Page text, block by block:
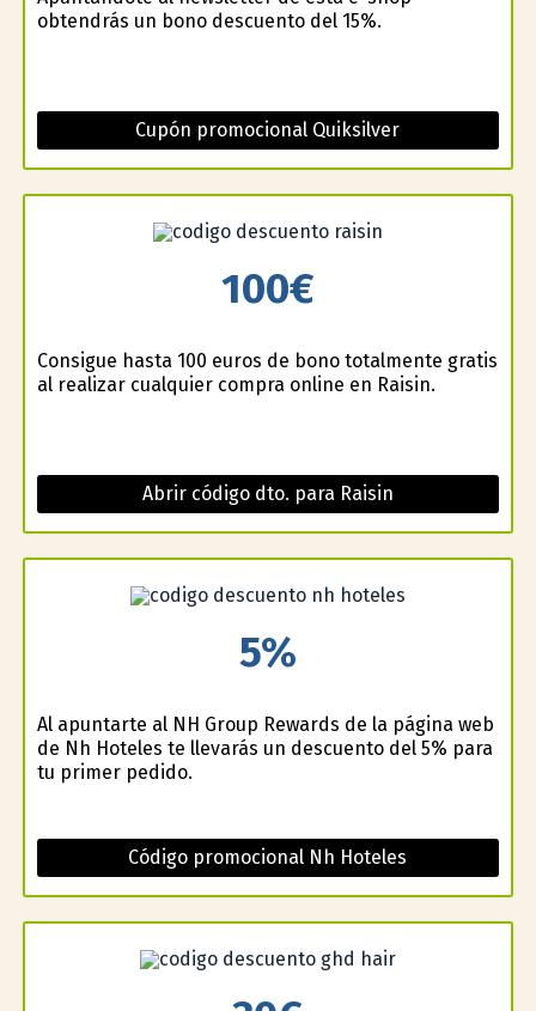
obtendrás un bono descuento del 15%.
Cupón promocional Quiksilver
100€
Consigue hasta 100 euros de bono totalmente gratis
al realizar cualquier compra online en Raisin.
Abrir código dto. para Raisin
5%
Al apuntarte al NH Group Rewards de la página web
de Nh Hoteles te llevarás un descuento del 5% para
tu primer pedido.
Código promocional Nh Hoteles